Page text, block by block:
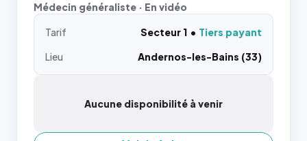
Médecin généraliste · En vidéo
Tarif Secteur 1
Tiers payant
Lieu
Andernos-les-Bains (33)
Aucune disponibilité à venir